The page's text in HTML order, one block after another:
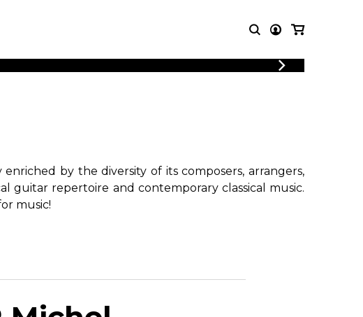
Concerto
Flute quartet
Orchestra
Merchandise
Music Theory and Books
by the diversity of its composers, arrangers,
guitar repertoire and contemporary classical music.
music!